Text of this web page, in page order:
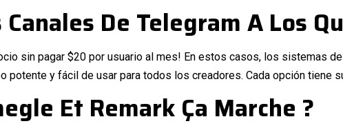
De Telegram A Los
sin pagar $20 por usuario al mes! En estos casos, los sistemas
potente y fácil de usar para todos los creadores. Cada opción tiene
Et Remark Ça Marche ?